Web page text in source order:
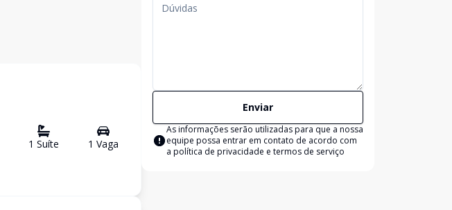
1 Suíte 1 Vaga
Enviar
As informações serão utilizadas para que a nossa
equipe possa entrar em contato de acordo com
a política de privacidade e termos de serviço